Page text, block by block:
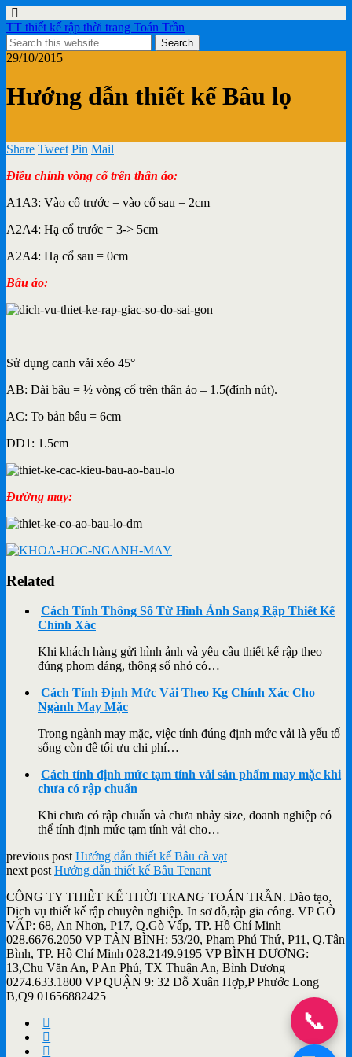
TT thiết kế rập thời trang Toán Trần
29/10/2015
Hướng dẫn thiết kế Bâu lọ
Share Tweet Pin Mail
Điều chỉnh vòng cổ trên thân áo:
A1A3: Vào cổ trước = vào cổ sau = 2cm
A2A4: Hạ cổ trước = 3-> 5cm
A2A4: Hạ cổ sau = 0cm
Bâu áo:
Sử dụng canh vải xéo 45°
AB: Dài bâu = ½ vòng cổ trên thân áo – 1.5(đính nút).
AC: To bản bâu = 6cm
DD1: 1.5cm
Đường may:
Related
Cách Tính Thông Số Từ Hình Ảnh Sang Rập Thiết Kế
Chính Xác
Khi khách hàng gửi hình ảnh và yêu cầu thiết kế rập theo
đúng phom dáng, thông số nhỏ có…
Cách Tính Định Mức Vải Theo Kg Chính Xác Cho
Ngành May Mặc
Trong ngành may mặc, việc tính đúng định mức vải là yếu tố
sống còn để tối ưu chi phí…
Cách tính định mức tạm tính vải sản phẩm may mặc khi
chưa có rập chuẩn
Khi chưa có rập chuẩn và chưa nhảy size, doanh nghiệp có
thể tính định mức tạm tính vải cho…
previous post Hướng dẫn thiết kế Bâu cà vạt
next post Hướng dẫn thiết kế Bâu Tenant
CÔNG TY THIẾT KẾ THỜI TRANG TOÁN TRẦN. Đào tạo,
Dịch vụ thiết kế rập chuyên nghiệp. In sơ đồ,rập gia công. VP GÒ
VẤP: 68, An Nhơn, P17, Q.Gò Vấp, TP. Hồ Chí Minh
028.6676.2050 VP TÂN BÌNH: 53/20, Phạm Phú Thứ, P11, Q.Tân
Bình, TP. Hồ Chí Minh 028.2149.9195 VP BÌNH DƯƠNG:
13,Chu Văn An, P An Phú, TX Thuận An, Bình Dương
0274.633.1800 VP QUẬN 9: 32 Đỗ Xuân Hợp,P Phước Long
B,Q9 01656882425
📞